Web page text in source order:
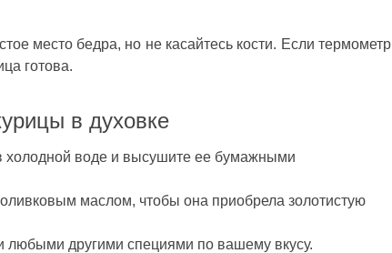
место бедра, но не касайтесь кости. Если термометр
готова.
в духовке
холодной воде и высушите ее бумажными
маслом, чтобы она приобрела золотистую
любыми другими специями по вашему вкусу.